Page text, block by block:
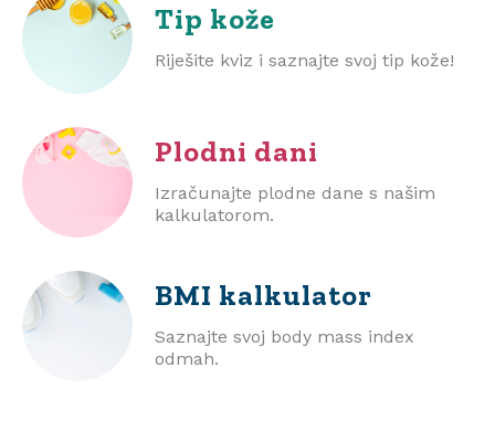
Tip kože
Riješite kviz i saznajte svoj tip kože!
Plodni dani
Izračunajte plodne dane s našim
kalkulatorom.
BMI kalkulator
Saznajte svoj body mass index
odmah.